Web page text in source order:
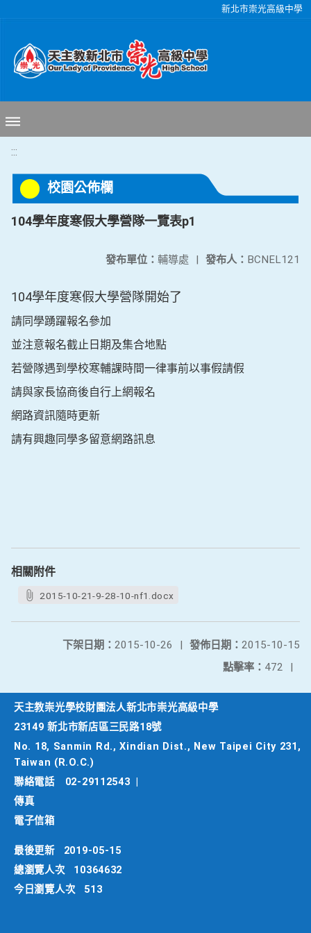
新北市崇光高級中學
:::
校園公佈欄
104學年度寒假大學營隊一覽表p1
發布人： BCNEL121
發布單位： 輔導處 |
104學年度寒假大學營隊開始了
請同學踴躍報名參加
並注意報名截止日期及集合地點
若營隊遇到學校寒輔課時間一律事前以事假請假
請與家長協商後自行上網報名
網路資訊隨時更新
請有興趣同學多留意網路訊息
相關附件
2015-10-21-9-28-10-nf1.docx
發佈日期： 2015-10-15
下架日期： 2015-10-26
|
點擊率： 472 |
天主教崇光學校財團法人新北市崇光高級中學
23149 新北市新店區三民路18號
No. 18, Sanmin Rd., Xindian Dist., New Taipei City 231,
Taiwan (R.O.C.)
聯絡電話
02-29112543
傳真
電子信箱
最後更新
2019-05-15
總瀏覽人次
10364632
今日瀏覽人次
513